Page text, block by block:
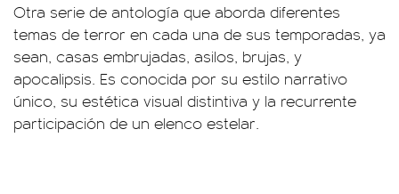
Otra serie de antología que aborda diferentes
temas de terror en cada una de sus temporadas, ya
sean, casas embrujadas, asilos, brujas, y
apocalipsis. Es conocida por su estilo narrativo
único, su estética visual distintiva y la recurrente
participación de un elenco estelar.